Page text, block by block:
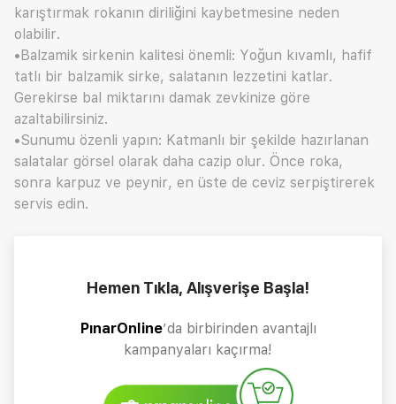
karıştırmak rokanın diriliğini kaybetmesine neden
olabilir.
•Balzamik sirkenin kalitesi önemli: Yoğun kıvamlı, hafif
tatlı bir balzamik sirke, salatanın lezzetini katlar.
Gerekirse bal miktarını damak zevkinize göre
azaltabilirsiniz.
•Sunumu özenli yapın: Katmanlı bir şekilde hazırlanan
salatalar görsel olarak daha cazip olur. Önce roka,
sonra karpuz ve peynir, en üste de ceviz serpiştirerek
servis edin.
Hemen Tıkla, Alışverişe Başla!
PınarOnline’da birbirinden avantajlı
kampanyaları kaçırma!